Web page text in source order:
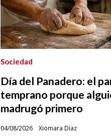
Día del Panadero: el
temprano porque
madrugó primero
Xiomara Díaz
Sociedad
04/08/2026